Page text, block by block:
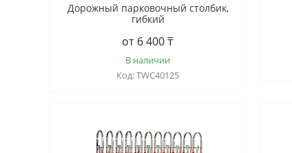
Дорожный парковочный столбик,
гибкий
от 6 400 ₸
В наличии
TWC40125